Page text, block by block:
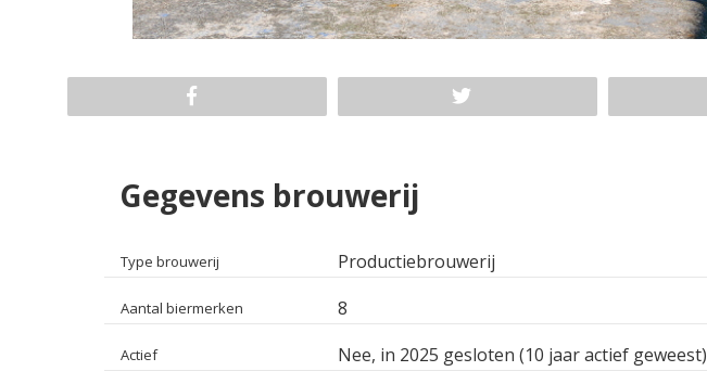
Gegevens brouwerij
Type brouwerij Productiebrouwerij
Aantal biermerken 8
Actief Nee, in 2025 gesloten (10 jaar actief geweest)